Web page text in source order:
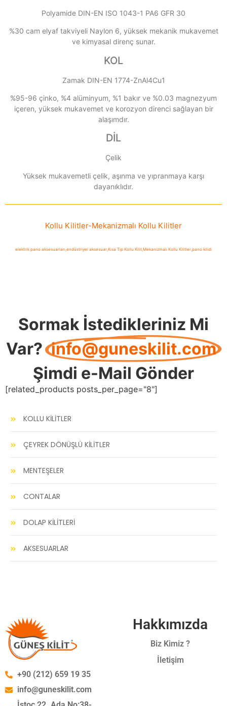
Polyamide DIN-EN ISO 1043-1 PA6 GFR 30
%30 cam elyaf takviyeli Naylon 6, yüksek mekanik mukavemet
ve kimyasal direnç sunar.
KOL
Zamak DIN-EN 1774-ZnAl4Cu1
%95-96 çinko, %4 alüminyum, %1 bakır ve %0.03 magnezyum
içeren, yüksek mukavemet ve korozyon direnci sağlayan bir
alaşımdır.
DİL
Çelik
Yüksek mukavemetli çelik, aşınma ve yıpranmaya karşı
dayanıklıdır.
Kollu Kilitler-Mekanizmalı Kollu Kilitler
elektrik pano aksesuarları,endüstriyel aksesuar,Kısa Tip Kollu Kilit,Mekanizmalı Kollu Kilitler,pano kilidi
Sormak İstedikleriniz Mi
Var? info@guneskilit.com
Şimdi e-Mail Gönder
[related_products posts_per_page="8"]
KOLLU KİLİTLER
ÇEYREK DÖNÜŞLÜ KİLİTLER
MENTEŞELER
CONTALAR
DOLAP KİLİTLERİ
AKSESUARLAR
+90 (212) 659 19 35
info@guneskilit.com
Hakkımızda
Biz Kimiz ?
İletişim